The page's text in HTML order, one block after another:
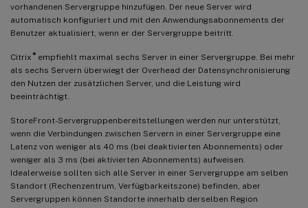
vorhandenen Servergruppe hinzufügen. Der neue Server wird
automatisch konfiguriert und mit den Anwendungsabonnements der
Benutzer aktualisiert, wenn er der Servergruppe beitritt.
Citrix ®empfiehlt maximal sechs Server in einer Servergruppe. Bei mehr
als sechs Servern überwiegt der Overhead der Datensynchronisierung
den Nutzen der zusätzlichen Server, und die Leistung wird
beeinträchtigt.
StoreFront-Servergruppenbereitstellungen werden nur unterstützt,
wenn die Verbindungen zwischen Servern in einer Servergruppe eine
Latenz von weniger als 40 ms (bei deaktivierten Abonnements) oder
weniger als 3 ms (bei aktivierten Abonnements) aufweisen.
Idealerweise sollten sich alle Server in einer Servergruppe am selben
Standort (Rechenzentrum, Verfügbarkeitszone) befinden, aber
Servergruppen können Standorte innerhalb derselben Region